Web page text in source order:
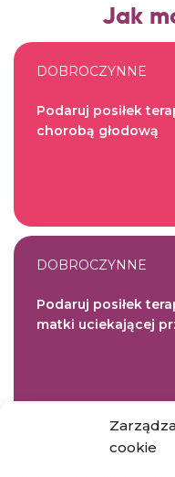
cookie
Jak
DOBROCZYNNE
Podaruj posiłek
chorobą głodową
DOBROCZYNNE
Podaruj posiłek
matki uciekającej